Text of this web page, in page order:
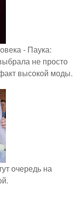
- Паука:
не просто
высокой моды.
очередь на